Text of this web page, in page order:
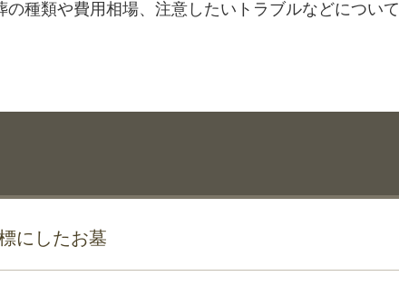
種類や費用相場、注意したいトラブルなどについ
にしたお墓